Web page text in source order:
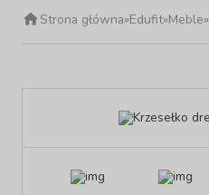
Strona główna»Edufit»Meble»